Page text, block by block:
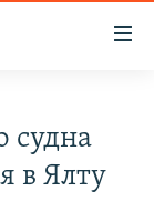
судна
в Ялту